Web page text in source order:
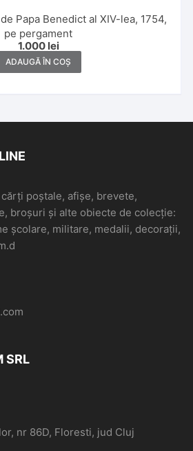
Papa Benedict al XIV-lea, 1754,
pe pergament
1.000 lei
ADAUGĂ ÎN COȘ
poștale, afișe, brevete,
broșuri și alte obiecte de colecție:
școlare, militare, medalii, decorații,
SRL
nr 86D, Floresti, jud Cluj